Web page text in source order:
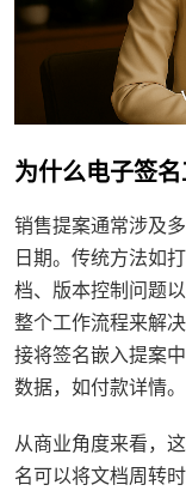
为什么电子签
销售提案通常涉及
日期。传统方法如
档、版本控制问题
整个工作流程来解
接将签名嵌入提案
数据，如付款详情。
从商业角度来看，
名可以将文档周转